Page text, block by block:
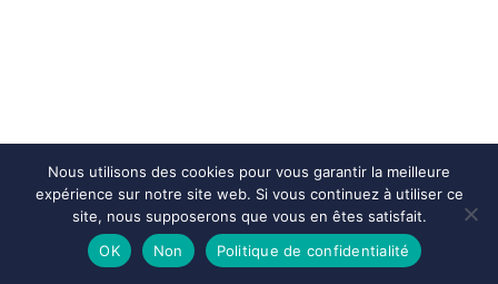
Nous utilisons des cookies pour vous garantir la meilleure
expérience sur notre site web. Si vous continuez à utiliser ce
site, nous supposerons que vous en êtes satisfait.
OK
Non Politique de confidentialité